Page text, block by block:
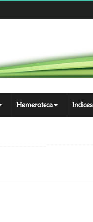
Hemeroteca Indices